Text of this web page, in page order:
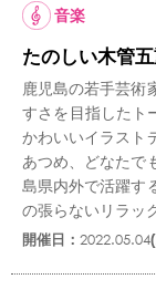
音楽
たのしい木管
鹿児島の若手芸術
すさを目指したト
かわいいイラスト
あつめ、どなたで
島県内外で活躍す
の張らないリラッ
開催日： 2022.05.04